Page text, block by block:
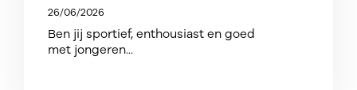
26/06/2026
Ben jij sportief, enthousiast en goed
met jongeren...